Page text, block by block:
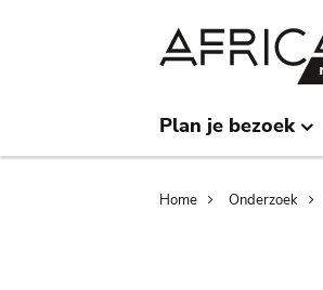
Plan je bezoek
Home Onderzoek